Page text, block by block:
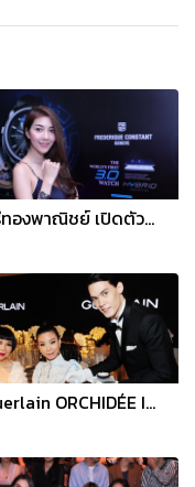
ศรีทองพาณิชย์ เปิดตัวนาฬิกาไฮบริดเรือนแรกของโลก FREDERIQUE CONSTANT “3.0 Hybrid Manufacture”
Guerlain ORCHIDÉE IMPÉRIALE THE CREAM 4th-GENERATION